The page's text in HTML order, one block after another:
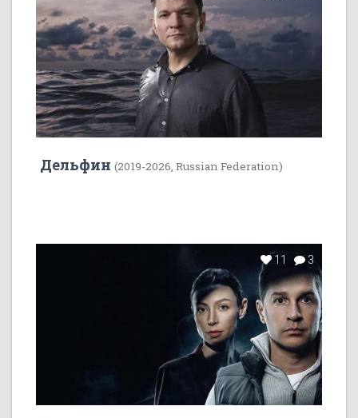
Дельфин (2019-2026, Russian Federation)
11 3